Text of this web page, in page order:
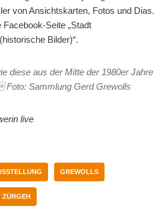
von Ansichtskarten, Fotos und Dias.
Seite „Stadt
Bilder)“.
diese aus der Mitte der 1980er Jahre
Foto: Sammlung Gerd Grewolls
live
GREWOLLS
ZÜRGEH